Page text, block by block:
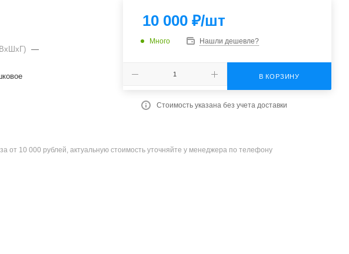
—
10 000₽/шт
Много Нашли дешевле?
В КОРЗИНУ
Стоимость указана без учета доставки
от 10 000 рублей, актуальную стоимость уточняйте у менеджера по телефону